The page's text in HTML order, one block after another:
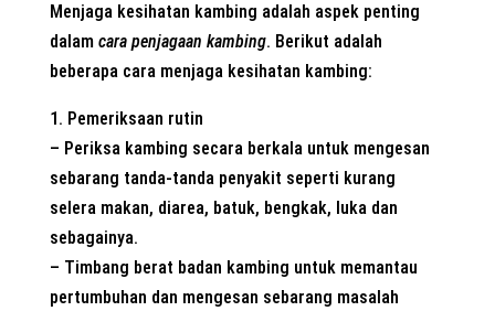
Menjaga kesihatan kambing adalah aspek penting
dalam cara penjagaan kambing. Berikut adalah
beberapa cara menjaga kesihatan kambing:
1. Pemeriksaan rutin
– Periksa kambing secara berkala untuk mengesan
sebarang tanda-tanda penyakit seperti kurang
selera makan, diarea, batuk, bengkak, luka dan
sebagainya.
– Timbang berat badan kambing untuk memantau
pertumbuhan dan mengesan sebarang masalah